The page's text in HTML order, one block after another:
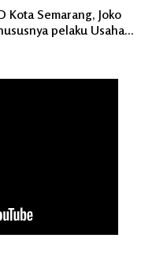
Kota Semarang, Joko
pelaku Usaha…